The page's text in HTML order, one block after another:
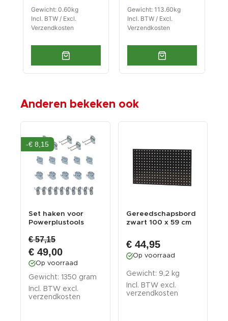
Gewicht: 0.60kg
Incl. BTW / Excl.
Verzendkosten
Gewicht: 113.60kg
Incl. BTW / Excl.
Verzendkosten
Anderen bekeken ook
-€ 8,15
Set haken voor
Powerplustools
- g...
€ 57,15
€ 49,00
Op voorraad
Gewicht: 1350 gram
Incl. BTW excl.
verzendkosten
Gereedschapsbord
zwart 100 x 59 cm
€ 44,95
Op voorraad
Gewicht: 9,2 kg
Incl. BTW excl.
verzendkosten